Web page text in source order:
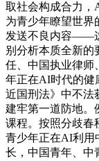
取社会构成合力，
为青少年瞭望世界
发送不良内容——
别分析本质全新的
任、中国执业律师
年正在AI时代的健
近国刑法》中不法
建牢第一道防地。
课程。按照分歧春
青少年正在AI利用
长，中国青年、中